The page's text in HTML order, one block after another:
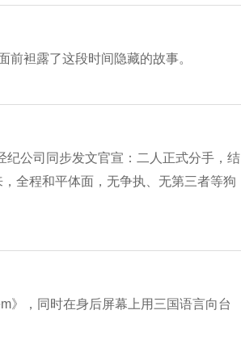
袒露了这段时间隐藏的故事。
公司同步发文官宣：二人正式分手，结
全程和平体面，无争执、无第三者等狗
》，同时在身后屏幕上用三国语言向台